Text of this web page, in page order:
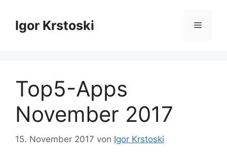
Inhalt
springenIgor Krstoski Menü
Top5-Apps
November 2017
15. November 2017 von Igor Krstoski